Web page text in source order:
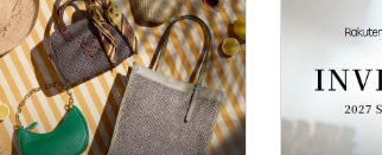
クアップ
ル
ディケア・オーラルケ